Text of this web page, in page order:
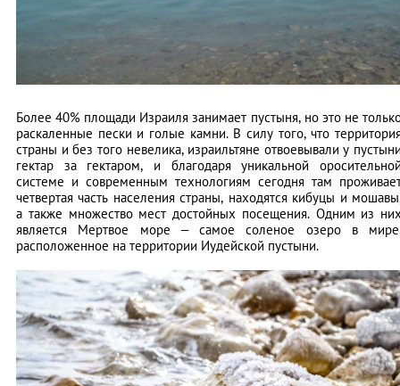
Более 40% площади Израиля занимает пустыня, но это не
раскаленные пески и голые камни. В силу того, что
страны и без того невелика, израильтяне отвоевывали у
гектар за гектаром, и благодаря уникальной
системе и современным технологиям сегодня там
четвертая часть населения страны, находятся кибуцы и
а также множество мест достойных посещения. Одним из
является Мертвое море – самое соленое озеро в
расположенное на территории Иудейской пустыни.